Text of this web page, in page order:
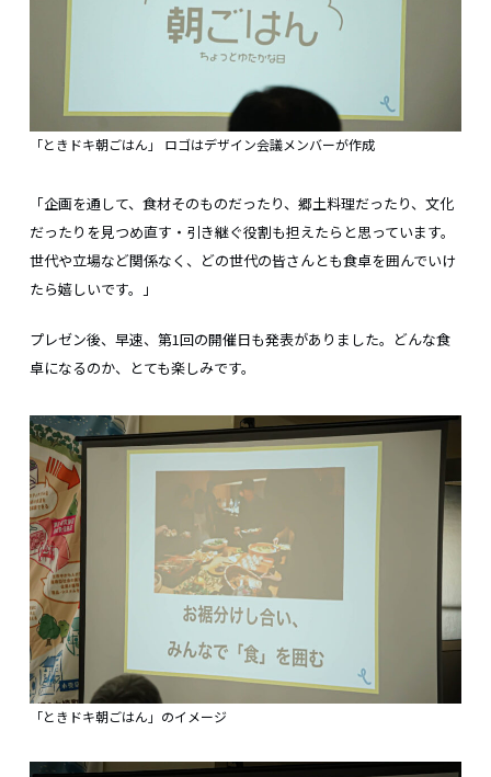
「ときドキ朝ごはん」 ロゴはデザイン会議メンバーが作成
「企画を通して、食材そのものだったり、郷土料理だったり、文化
だったりを見つめ直す・引き継ぐ役割も担えたらと思っています。
世代や立場など関係なく、どの世代の皆さんとも食卓を囲んでいけ
たら嬉しいです。」
プレゼン後、早速、第1回の開催日も発表がありました。どんな食
卓になるのか、とても楽しみです。
「ときドキ朝ごはん」のイメージ